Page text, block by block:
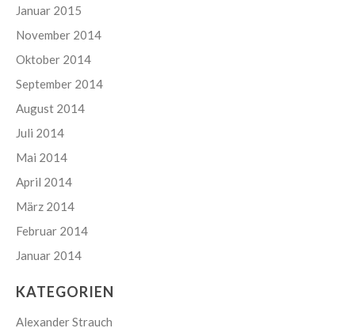
Januar 2015
November 2014
Oktober 2014
September 2014
August 2014
Juli 2014
Mai 2014
April 2014
März 2014
Februar 2014
Januar 2014
KATEGORIEN
Alexander Strauch